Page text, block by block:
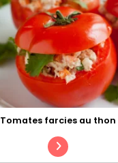
Tomates farcies au thon